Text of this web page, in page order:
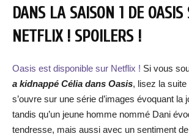
DANS LA SAISON 1 DE OASIS
NETFLIX ! SPOILERS !
Oasis est disponible sur Netflix ! Si vous
a kidnappé Célia dans Oasis, lisez la suite
s’ouvre sur une série d’images évoquant la
tandis qu’un jeune homme nommé Dani
tendresse, mais aussi avec un sentiment